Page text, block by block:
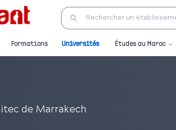
Formations Universités Études au Maroc
de Marrakech